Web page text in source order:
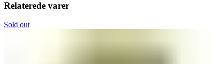
Relaterede varer
Sold out